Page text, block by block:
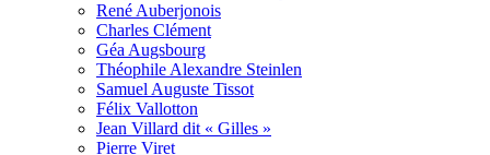
René Auberjonois
Charles Clément
Géa Augsbourg
Théophile Alexandre Steinlen
Samuel Auguste Tissot
Félix Vallotton
Jean Villard dit « Gilles »
Pierre Viret